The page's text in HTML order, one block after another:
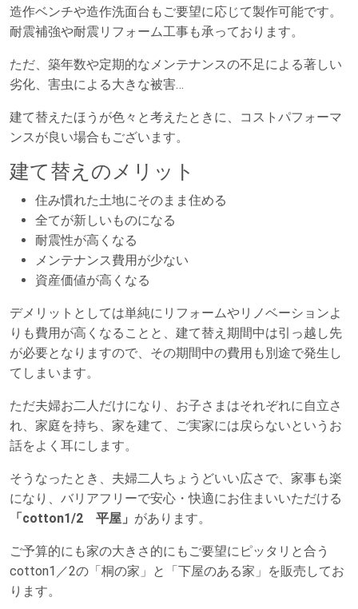
造作ベンチや造作洗面台もご要望に応じて製作可能です。
耐震補強や耐震リフォーム工事も承っております。
ただ、築年数や定期的なメンテナンスの不足による著しい
劣化、害虫による大きな被害…
建て替えたほうが色々と考えたときに、コストパフォーマ
ンスが良い場合もございます。
建て替えのメリット
住み慣れた土地にそのまま住める
全てが新しいものになる
耐震性が高くなる
メンテナンス費用が少ない
資産価値が高くなる
デメリットとしては単純にリフォームやリノベーションよ
りも費用が高くなることと、建て替え期間中は引っ越し先
が必要となりますので、その期間中の費用も別途で発生し
てしまいます。
ただ夫婦お二人だけになり、お子さまはそれぞれに自立さ
れ、家庭を持ち、家を建て、ご実家には戻らないというお
話をよく耳にします。
そうなったとき、夫婦二人ちょうどいい広さで、家事も楽
になり、バリアフリーで安心・快適にお住まいいただける
「cotton1/2 平屋」 があります。
ご予算的にも家の大きさ的にもご要望にピッタリと合う
cotton1／2の「桐の家」と「下屋のある家」を販売してお
ります。